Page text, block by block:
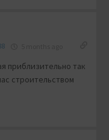
приблизительно так
строительством